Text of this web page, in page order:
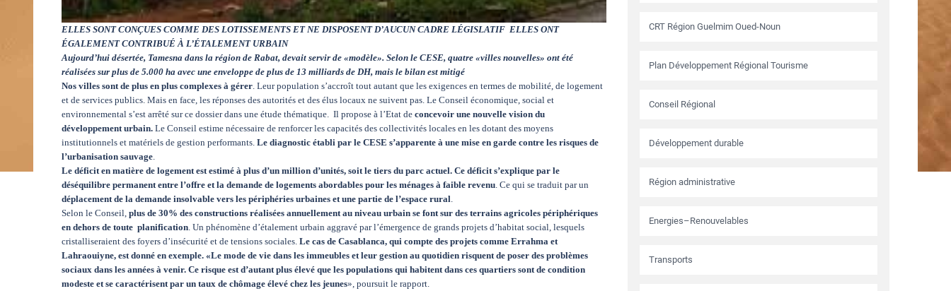
ELLES SONT CONÇUES COMME DES LOTISSEMENTS ET NE DISPOSENT D’AUCUN CADRE LÉGISLATIF ELLES ONT
ÉGALEMENT CONTRIBUÉ À L’ÉTALEMENT URBAIN
Aujourd’hui désertée, Tamesna dans la région de Rabat, devait servir de «modèle». Selon le CESE, quatre «villes nouvelles» ont été
réalisées sur plus de 5.000 ha avec une enveloppe de plus de 13 milliards de DH, mais le bilan est mitigé
Nos villes sont de plus en plus complexes à gérer . Leur population s’accroît tout autant que les exigences en termes de mobilité, de logement
et de services publics. Mais en face, les réponses des autorités et des élus locaux ne suivent pas. Le Conseil économique, social et
environnemental s’est arrêté sur ce dossier dans une étude thématique. Il propose à l’Etat de concevoir une nouvelle vision du
développement urbain. Le Conseil estime nécessaire de renforcer les capacités des collectivités locales en les dotant des moyens
institutionnels et matériels de gestion performants. Le diagnostic établi par le CESE s’apparente à une mise en garde contre les risques de
l’urbanisation sauvage
Le déficit en matière de logement est estimé à plus d’un million d’unités, soit le tiers du parc actuel. Ce déficit s’explique par le
déséquilibre permanent entre l’offre et la demande de logements abordables pour les ménages à faible revenu . Ce qui se traduit par un
déplacement de la demande insolvable vers les périphéries urbaines et une partie de l’espace rural
Selon le Conseil, plus de 30% des constructions réalisées annuellement au niveau urbain se font sur des terrains agricoles périphériques
en dehors de toute planification . Un phénomène d’étalement urbain aggravé par l’émergence de grands projets d’habitat social, lesquels
cristalliseraient des foyers d’insécurité et de tensions sociales. Le cas de Casablanca, qui compte des projets comme Errahma et
Lahraouiyne, est donné en exemple. «Le mode de vie dans les immeubles et leur gestion au quotidien risquent de poser des problèmes
sociaux dans les années à venir. Ce risque est d’autant plus élevé que les populations qui habitent dans ces quartiers sont de condition
modeste et se caractérisent par un taux de chômage élevé chez les jeunes», poursuit le rapport.
CRT Région Guelmim Oued-Noun
Plan Développement Régional Tourisme
Conseil Régional
Développement durable
Région administrative
Energies–Renouvelables
Transports